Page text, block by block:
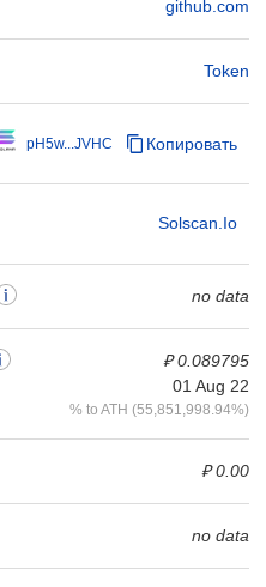
github.com
Token
pH5w...JVHC Копировать
Solscan.io
no data
₽ 0.089795
01 Aug 22
% to ATH (55,851,998.94%)
₽ 0.00
no data
движения BXS относительно